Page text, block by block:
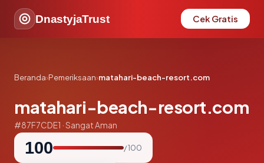
DnastyjaTrust Cek Gratis
Beranda›Pemeriksaan›matahari-beach-resort.com
matahari-beach-resort.com
#87F7CDE1 · Sangat Aman
100 / 100